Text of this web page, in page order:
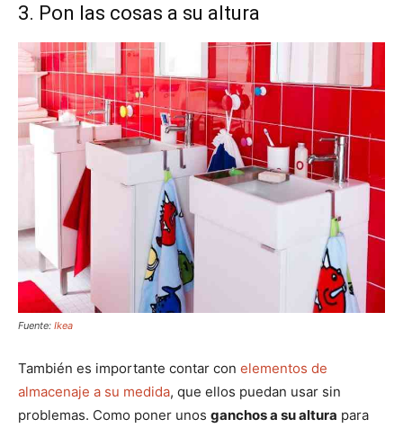
3. Pon las cosas a su altura
Fuente: Ikea
También es importante contar con elementos de
almacenaje a su medida, que ellos puedan usar sin
problemas. Como poner unos ganchos a su altura para